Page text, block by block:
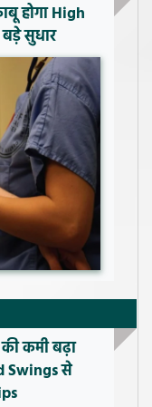
होगा High
सुधार
कमी बढ़ा
Swings से